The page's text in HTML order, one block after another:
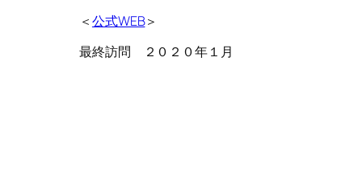
＜公式WEB＞
最終訪問 ２０２０年１月